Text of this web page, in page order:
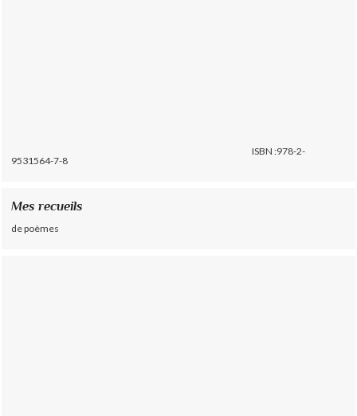
ISBN :978-2-
9531564-7-8
Mes recueils
de poèmes